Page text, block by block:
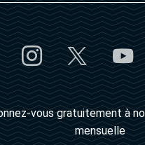
vous gratuitement à
mensuelle